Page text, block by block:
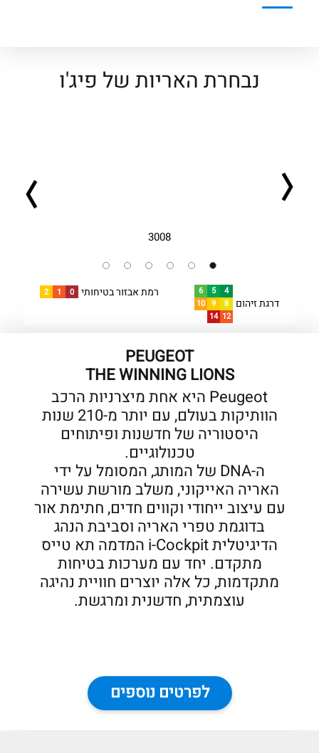
נבחרת האריות של פיג'ו
3008
דרגת זיהום
4
5
6
8
9
10
12
14
רמת אבזור בטיחותי 0
1
2
PEUGEOT
THE WINNING LIONS
Peugeot היא אחת מיצרניות הרכב
הוותיקות בעולם, עם יותר מ-210 שנות
היסטוריה של חדשנות ופיתוחים
טכנולוגיים.
ה-DNA של המותג, המסומל על ידי
האריה האייקוני, משלב מורשת עשירה
עם עיצוב ייחודי וקווים חדים, חתימת אור
בדוגמת טפרי האריה וסביבת הנהג
הדיגיטלית i-Cockpit המדמה תא טייס
מתקדם. יחד עם מערכות בטיחות
מתקדמות, כל אלה יוצרים חוויית נהיגה
עוצמתית, חדשנית ומרגשת.
לפרטים נוספים